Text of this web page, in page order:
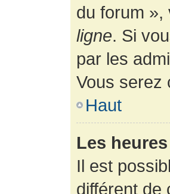
du forum »,
ligne. Si
par les
Vous serez
Haut
Les
Il est
différent de